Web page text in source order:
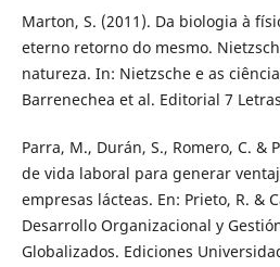
Marton, S. (2011). Da biologia à
eterno retorno do mesmo.
natureza. In: Nietzsche e as
Barrenechea et al. Editorial 7
Parra, M., Durán, S., Romero, C. &
de vida laboral para generar
empresas lácteas. En: Prieto, R. &
Desarrollo Organizacional y
Globalizados. Ediciones